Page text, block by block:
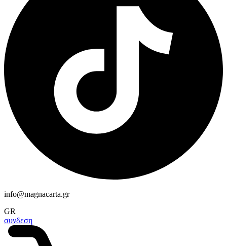
info@magnacarta.gr
GR
συνδεση